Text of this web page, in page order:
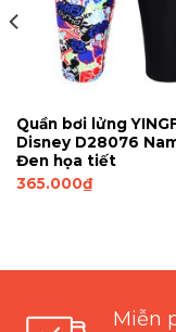
Quần bơi lửng
Disney D28076
Đen họa tiết
365.000₫
Miễn